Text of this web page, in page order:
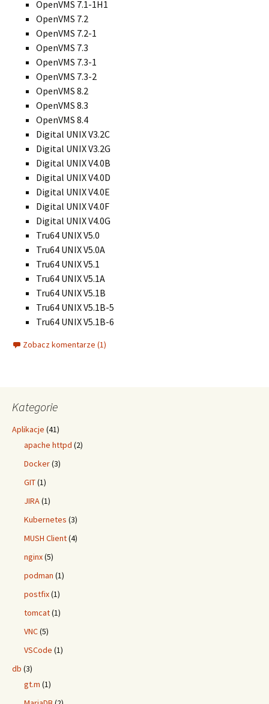
OpenVMS 7.1-1H1
OpenVMS 7.2
OpenVMS 7.2-1
OpenVMS 7.3
OpenVMS 7.3-1
OpenVMS 7.3-2
OpenVMS 8.2
OpenVMS 8.3
OpenVMS 8.4
Digital UNIX V3.2C
Digital UNIX V3.2G
Digital UNIX V4.0B
Digital UNIX V4.0D
Digital UNIX V4.0E
Digital UNIX V4.0F
Digital UNIX V4.0G
Tru64 UNIX V5.0
Tru64 UNIX V5.0A
Tru64 UNIX V5.1
Tru64 UNIX V5.1A
Tru64 UNIX V5.1B
Tru64 UNIX V5.1B-5
Tru64 UNIX V5.1B-6
Zobacz komentarze (1)
Kategorie
Aplikacje (41)
apache httpd (2)
Docker(3)
GIT(1)
JIRA(1)
Kubernetes (3)
MUSH Client(4)
nginx(5)
podman (1)
postfix(1)
tomcat(1)
VNC(5)
VSCode (1)
db (3)
gt.m (1)